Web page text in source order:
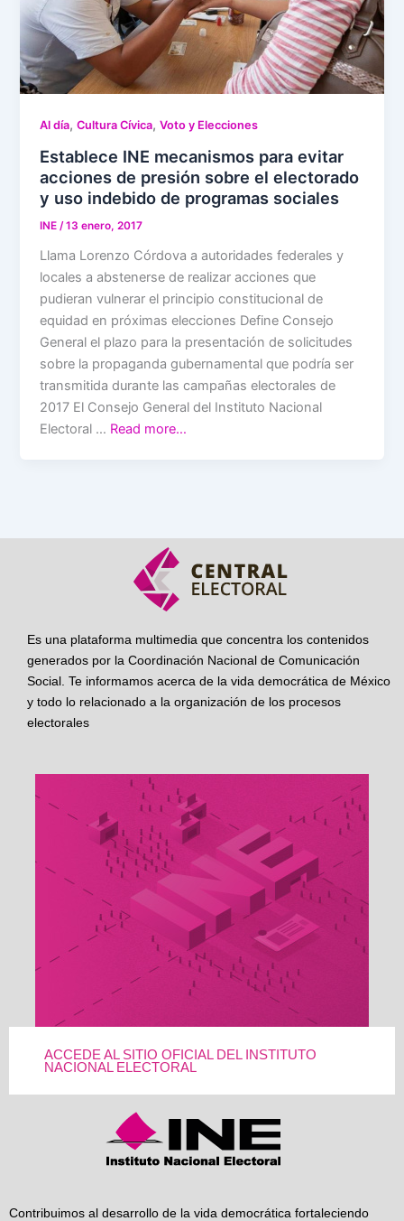
Al día,Cultura Cívica,Voto y Elecciones
Establece INE mecanismos para evitar
acciones de presión sobre el electorado
y uso indebido de programas sociales
INE/13 enero, 2017
Llama Lorenzo Córdova a autoridades federales y
locales a abstenerse de realizar acciones que
pudieran vulnerar el principio constitucional de
equidad en próximas elecciones Define Consejo
General el plazo para la presentación de solicitudes
sobre la propaganda gubernamental que podría ser
transmitida durante las campañas electorales de
2017 El Consejo General del Instituto Nacional
Electoral … Read more…
Es una plataforma multimedia que concentra los contenidos
generados por la Coordinación Nacional de Comunicación
Social. Te informamos acerca de la vida democrática de México
y todo lo relacionado a la organización de los procesos
electorales
ACCEDE AL SITIO OFICIAL DEL INSTITUTO
NACIONAL ELECTORAL
Contribuimos al desarrollo de la vida democrática fortaleciendo